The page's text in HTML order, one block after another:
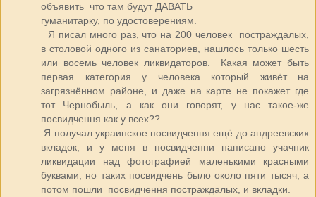
объявить что там будут ДАВАТЬ
гуманитарку, по удостоверениям.
Я писал много раз, что на 200 человек постраждалых,
в столовой одного из санаториев, нашлось только шесть
или восемь человек ликвидаторов. Какая может быть
первая категория у человека который живёт на
загрязнённом районе, и даже на карте не покажет где
тот Чернобыль, а как они говорят, у нас такое-же
посвидчення как у всех??
Я получал украинское посвидчення ещё до андреевских
вкладок, и у меня в посвидченни написано учачник
ликвидации над фотографией маленькими красными
буквами, но таких посвидчень было около пяти тысяч, а
потом пошли посвидчення постраждалых, и вкладки.